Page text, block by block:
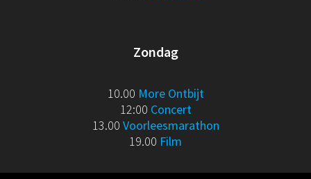
Zondag
10.00 More Ontbijt
12:00 Concert
13.00 Voorleesmarathon
19.00 Film